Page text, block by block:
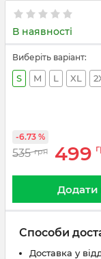
В наявності
Виберіть варіант:
S M L XL
535 грн 499
-6.73 %
Способи
Доставка у